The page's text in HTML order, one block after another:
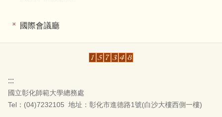
國際會議廳
:::
國立彰化師範大學總務處
Tel：(04)7232105 地址：彰化市進德路1號(白沙大樓西側一樓)